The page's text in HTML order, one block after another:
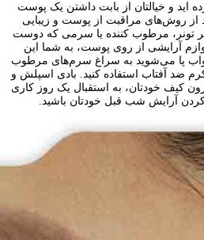
اید و خیالتان از بابت داشتن یک پوست
از روش‌های مراقبت از پوست و زیبایی
هر تونر، مرطوب کننده یا سرمی که دوست
آرایشی از روی پوست، به شما این
پا می‌شوید به سراغ سرم‌های مرطوب
کرم ضد آفتاب استفاده کنید. بادی اسپلش و
کیف خودتان، به استقبال یک روز کاری
کردن آرایش شب قبل خودتان باشید.